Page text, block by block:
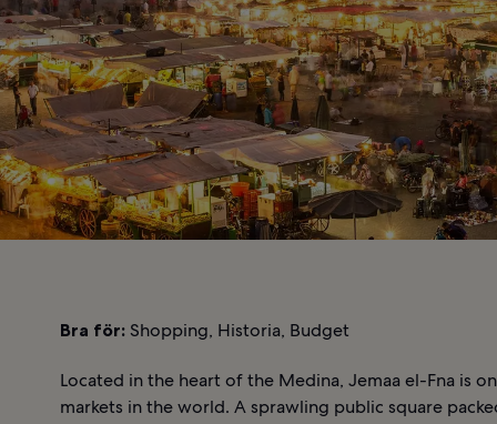
Bra för: Shopping, Historia, Budget
Located in the heart of the Medina, Jemaa el-Fna is
markets in the world. A sprawling public square